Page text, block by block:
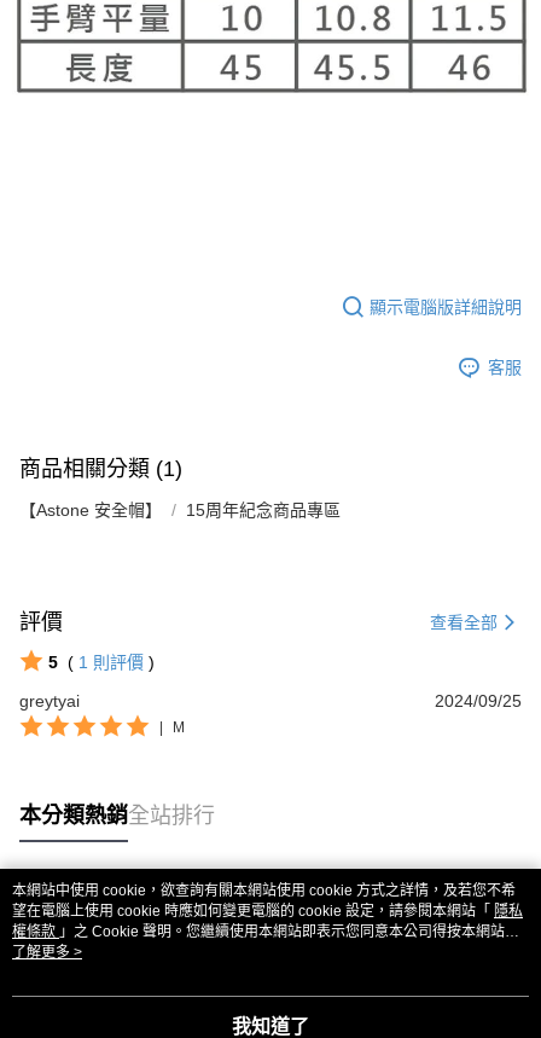
顯示電腦版詳細說明
客服
商品相關分類 (1)
【Astone 安全帽】 15周年紀念商品專區
評價 查看全部
5 ( 1 則評價 )
greytyai
2024/09/25
M
本分類熱銷全站排行
熱門標籤
本網站中使用 cookie，欲查詢有關本網站使用 cookie 方式之詳情，及若您不希
望在電腦上使用 cookie 時應如何變更電腦的 cookie 設定，請參閱本網站「 隱私
權條款 」之 Cookie 聲明。您繼續使用本網站即表示您同意本公司得按本網站使
用條款之 Cookie 聲明使用 cookie。
了解更多 >
我知道了